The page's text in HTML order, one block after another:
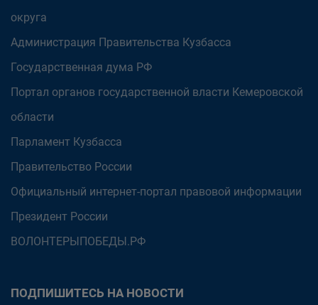
округа
Администрация Правительства Кузбасса
Государственная дума РФ
Портал органов государственной власти Кемеровской
области
Парламент Кузбасса
Правительство России
Официальный интернет-портал правовой информации
Президент России
ВОЛОНТЕРЫПОБЕДЫ.РФ
ПОДПИШИТЕСЬ НА НОВОСТИ